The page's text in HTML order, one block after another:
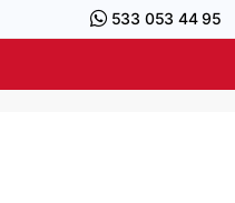
533 053 44 95